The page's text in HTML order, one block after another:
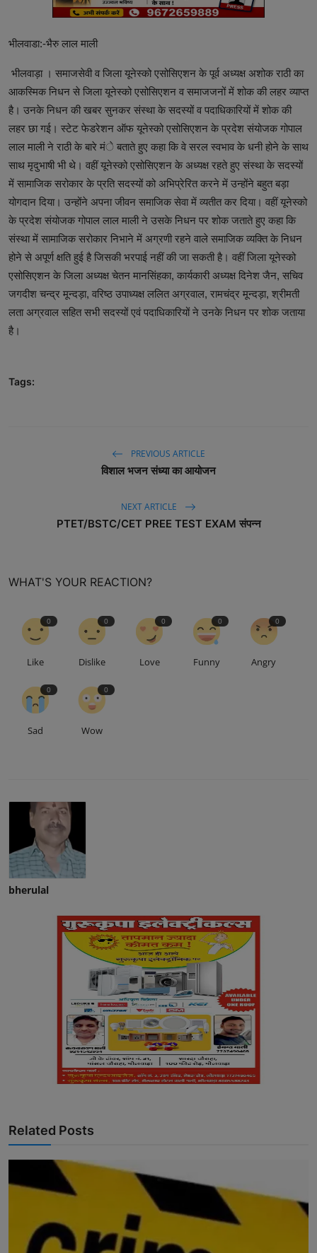
भीलवाडा:-भैरु लाल माली
भीलवाड़ा । समाजसेवी व जिला यूनेस्को एसोसिएशन के पूर्व अध्यक्ष अशोक राठी का
आकस्मिक निधन से जिला यूनेस्को एसोसिएशन व समाजजनों में शोक की लहर व्याप्त
है। उनके निधन की खबर सुनकर संस्था के सदस्यों व पदाधिकारियों में शोक की
लहर छा गई। स्टेट फेडरेशन ऑफ यूनेस्को एसोसिएशन के प्रदेश संयोजक गोपाल
लाल माली ने राठी के बारे मंे बताते हुए कहा कि वे सरल स्वभाव के धनी होने के साथ
साथ मृदुभाषी भी थे। वहीं यूनेस्को एसोसिएशन के अध्यक्ष रहते हुए संस्था के सदस्यों
में सामाजिक सरोकार के प्रति सदस्यों को अभिप्रेरित करने में उन्होंने बहुत बड़ा
योगदान दिया। उन्होंने अपना जीवन समाजिक सेवा में व्यतीत कर दिया। वहीं यूनेस्को
के प्रदेश संयोजक गोपाल लाल माली ने उसके निधन पर शोक जताते हुए कहा कि
संस्था में सामाजिक सरोकार निभाने में अग्रणी रहने वाले समाजिक व्यक्ति के निधन
होने से अपूर्ण क्षति हुई है जिसकी भरपाई नहीं की जा सकती है। वहीं जिला यूनेस्को
एसोसिएशन के जिला अध्यक्ष चेतन मानसिंहका, कार्यकारी अध्यक्ष दिनेश जैन, सचिव
जगदीश चन्द्र मून्दड़ा, वरिष्ठ उपाध्यक्ष ललित अग्रवाल, रामचंद्र मून्दड़ा, श्रीमती
लता अग्रवाल सहित सभी सदस्यों एवं पदाधिकारियों ने उनके निधन पर शोक जताया
है।
Tags:
PREVIOUS ARTICLE
विशाल भजन संध्या का आयोजन
NEXT ARTICLE
PTET/BSTC/CET PREE TEST EXAM संपन्न
WHAT'S YOUR REACTION?
0
Like
0
Dislike
0
Love
0
Funny
0
Angry
0
Sad
0
Wow
bherulal
Related Posts